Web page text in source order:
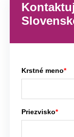
Krstné meno*
Priezvisko*